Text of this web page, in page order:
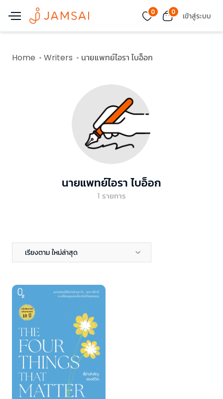
0 0 เข้าสู่ระบบ
Home Writers นายแพทย์ไอรา ไบอ็อก
นายแพทย์ไอรา ไบอ็อก
1 รายการ
เรียงตาม ใหม่ล่าสุด